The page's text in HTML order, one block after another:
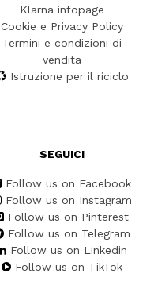
Klarna infopage
Cookie e Privacy Policy
Termini e condizioni di
vendita
Istruzione per il riciclo
SEGUICI
Follow us on Facebook
Follow us on Instagram
Follow us on Pinterest
Follow us on Telegram
Follow us on Linkedin
Follow us on TikTok